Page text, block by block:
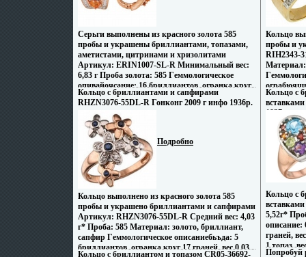
Серьги выполнены из красного золота 585
пробы и украшены бриллиантами, топазами,
аметистами, цитринами и хризолитами
Артикул: ERIN1007-SL-R Минимальный вес:
6,83 г Проба золота: 585 Гeммологическое
опивайочсание: 16 бриллиантов, огранка круг
17 граней, вес 01 карат, цвет 2, чистота 3; 2
топаза, вес 094 карат; 2 аметиста, вес 017
карат; 2 цитрина, вес 036 карат; 2 хризолита,
вес 0204 карат.
Кольцо с бриллиантами и сапфирами
RHZN3076-55DL-R Гонконг 2009 г инфо 1936p.
Подробно
Кольцо выполнено из красного золота 585
пробы и украшено бриллиантами и сапфирами
Артикул: RHZN3076-55DL-R Средний вес: 4,03
г* Проба: 585 Материал: золото, бриллиант,
сапфир Гeммологическое описаниебьъда: 5
бриллиантов, огранка круг 17 граней, вес 0,03
Кольцо с бриллиантом и топазом CR05-36692-
Кольцо
пробы и
RIH2343-
Материал:
цвет 3,
Кольца с
в
цена за
0,29 кар,
крупные -
качестве
цене,
огранен
овальной,
Кольцо с
1937p.
Кольцо с
5,52г*
описание:
граней,
1 топаз,
Попробуй